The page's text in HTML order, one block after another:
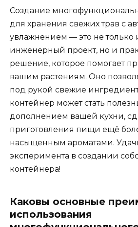
Создание
для хранения свежих трав с
увлажнением — это не только
инженерный проект, но и
решение, которое помогает
вашим растениям. Оно
под рукой свежие
контейнер может стать
дополнением вашей кухни,
приготовления пищи ещё
насыщенным ароматами.
эксперимента в создании
контейнера!
Каковы основные
использования